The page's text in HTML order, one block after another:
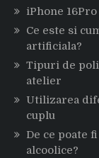
iPhone
Ce este si
artificiala?
Tipuri de
atelier
Utilizarea
cuplu
De ce poate
alcoolice?